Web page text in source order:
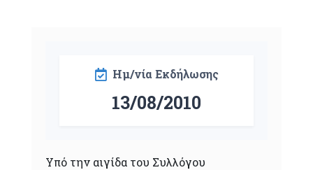
Ημ/νία Εκδήλωσης
13/08/2010
Υπό την αιγίδα του Συλλόγου